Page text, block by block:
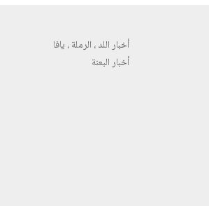
أخبار اللد ، الرملة ، يافا
أخبار البعنة